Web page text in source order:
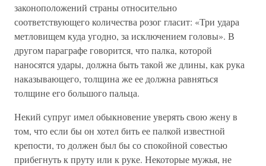
законоположений страны относительно
соответствующего количества розог гласит: «Три удара
метловищем куда угодно, за исключением головы». В
другом параграфе говорится, что палка, которой
наносятся удары, должна быть такой же длины, как рука
наказывающего, толщина же ее должна равняться
толщине его большого пальца.
Некий супруг имел обыкновение уверять свою жену в
том, что если бы он хотел бить ее палкой известной
крепости, то должен был бы со спокойной совестью
прибегнуть к пруту или к руке. Некоторые мужья, не